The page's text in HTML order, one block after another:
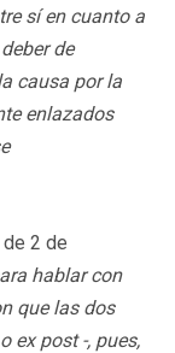
sí en cuanto a
de
causa por la
enlazados
2 de
hablar con
que las dos
ex post -, pues,